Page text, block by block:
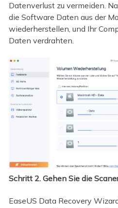
Datenverlust zu vermeiden.
die Software Daten aus der
wiederherstellen, und Ihr
Daten verdrahten.
Schritt 2. Gehen Sie die
EaseUS Data Recovery